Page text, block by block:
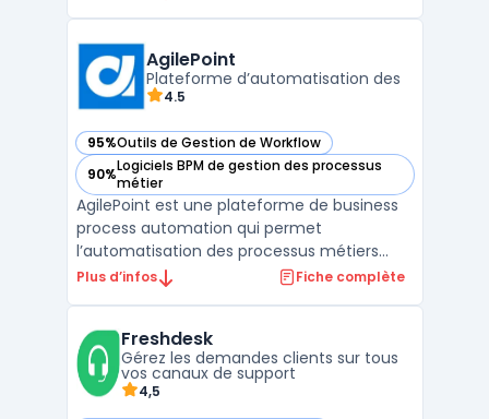
objectifs, tout en simplifiant l’accès à
l’informat ...
AgilePoint
Plateforme d’automatisation des
4.5
95%Outils de Gestion de Workflow
— voir AgilePoint dans cette catégorie
90%Logiciels BPM de gestion des processus
métier
— voir AgilePoint dans cette catégorie
AgilePoint est une plateforme de business
process automation qui permet
l’automatisation des processus métiers
dans les entreprises. Elle s’appuie sur
adapter des workflows transverses, tout en
harm ...
Plus d’infos Fiche complète
Freshdesk
Gérez les demandes clients sur tous
vos canaux de support
4,5